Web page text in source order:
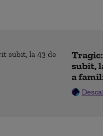
subit,
a